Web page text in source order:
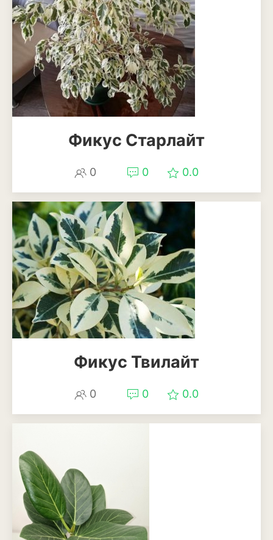
Вишня
Гранат
Грецкий орех
Груша
Калина
Кизил
Клубника
Клюква
Крыжовник
Облепиха
Персик
Слива
Смородина
Фикус Старлайт
0 0 0.0
Фикус Твилайт
0 0 0.0